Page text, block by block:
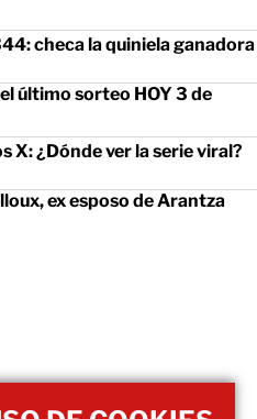
checa la quiniela ganadora
último sorteo HOY 3 de
X: ¿Dónde ver la serie viral?
ex esposo de Arantza